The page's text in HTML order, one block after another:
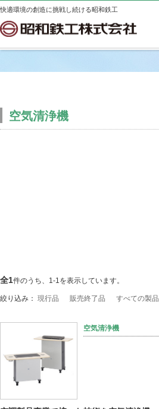
快適環境の創造に挑戦し続ける昭和鉄工
空気清浄機
全1件のうち、1-1を表示しています。
絞り込み： 現行品 販売終了品 すべての製品
空気清浄機